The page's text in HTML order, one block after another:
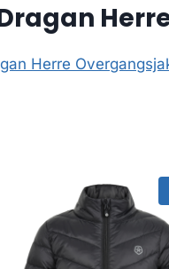
Herre